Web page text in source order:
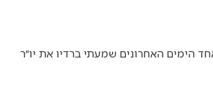
הימים האחרונים שמעתי ברדיו את יו״ר